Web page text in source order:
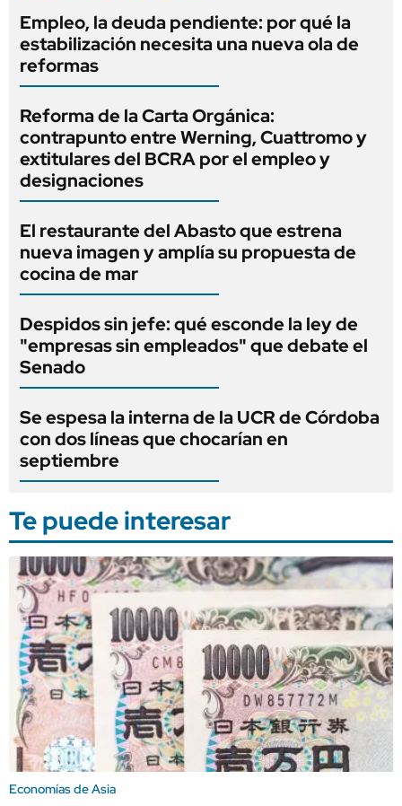
Empleo, la deuda pendiente: por qué la
estabilización necesita una nueva ola de
reformas
Reforma de la Carta Orgánica:
contrapunto entre Werning, Cuattromo y
extitulares del BCRA por el empleo y
designaciones
El restaurante del Abasto que estrena
nueva imagen y amplía su propuesta de
cocina de mar
Despidos sin jefe: qué esconde la ley de
"empresas sin empleados" que debate el
Senado
Se espesa la interna de la UCR de Córdoba
con dos líneas que chocarían en
septiembre
Te puede interesar
Economías de Asia